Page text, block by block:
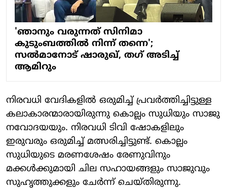
'ഞാനും വരുന്നത് സിനിമാ
കുടുംബത്തിൽ നിന്ന് തന്നെ';
സൽമാനോട് ഷാരുഖ്, ​ത​ഗ്​ അടിച്ച്
ആമിറും
നിരവധി വേദികളില്‍ ഒരുമിച്ച് പ്രവർത്തിച്ചിട്ടുള്ള
കലാകാരന്മാരായിരുന്നു കൊല്ലം സുധിയും ‌സാജു
നവോദയയും. നിരവധി ടിവി ഷോകളിലും
ഇരുവരും ഒരുമിച്ച് മത്സരിച്ചിട്ടുണ്ട്. കൊല്ലം
സുധിയുടെ മരണശേഷം രേണുവിനും
മക്കൾക്കുമായി ചില സഹായങ്ങളും സാജുവും
സുഹൃത്തുക്കളും ചേർന്ന് ചെയ്തിരുന്നു.